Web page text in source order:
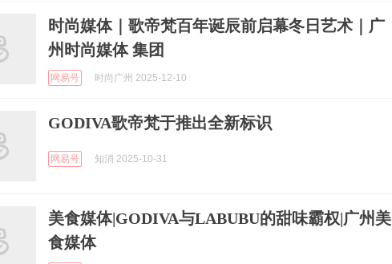
时尚媒体｜歌帝梵百年诞辰前启幕冬日艺术｜广
州时尚媒体 集团
网易号 时尚广州 2025-12-10
GODIVA歌帝梵于推出全新标识
网易号 知消 2025-10-31
美食媒体|GODIVA与LABUBU的甜味霸权|广州美
食媒体